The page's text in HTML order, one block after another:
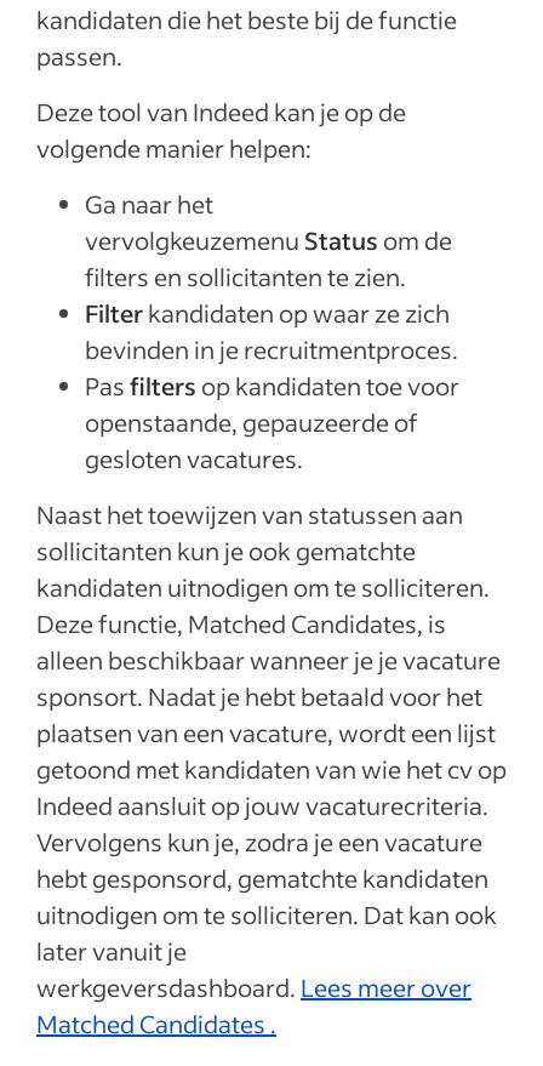
kandidaten die het beste bij de functie
passen.
Deze tool van Indeed kan je op de
volgende manier helpen:
Ga naar het
vervolgkeuzemenu Status om de
filters en sollicitanten te zien.
Filterkandidaten op waar ze zich
bevinden in je recruitmentproces.
Pasfilters op kandidaten toe voor
openstaande, gepauzeerde of
gesloten vacatures.
Naast het toewijzen van statussen aan
sollicitanten kun je ook gematchte
kandidaten uitnodigen om te solliciteren.
Deze functie, Matched Candidates, is
alleen beschikbaar wanneer je je vacature
sponsort. Nadat je hebt betaald voor het
plaatsen van een vacature, wordt een lijst
getoond met kandidaten van wie het cv op
Indeed aansluit op jouw vacaturecriteria.
Vervolgens kun je, zodra je een vacature
hebt gesponsord, gematchte kandidaten
uitnodigen om te solliciteren. Dat kan ook
later vanuit je
werkgeversdashboard. Lees meer over
Matched Candidates .